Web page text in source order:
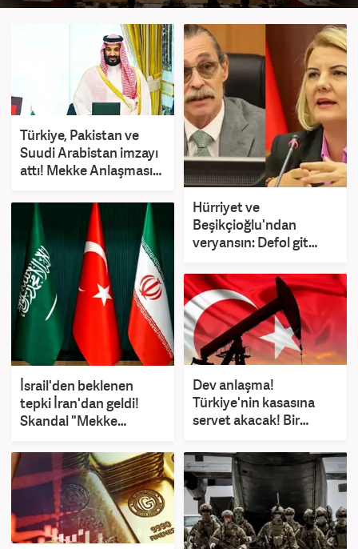
Türkiye, Pakistan ve
Suudi Arabistan imzayı
attı! Mekke Anlaşması
Hürriyet ve
Beşikçioğlu'ndan
veryansın: Defol git
belasını versin
İsrail'den beklenen
tepki İran'dan geldi!
Skandal "Mekke
Dev anlaşma!
Türkiye'nin kasasına
servet akacak! Bir
sürprizi